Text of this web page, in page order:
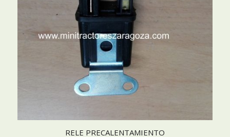
RELE PRECALENTAMIENTO